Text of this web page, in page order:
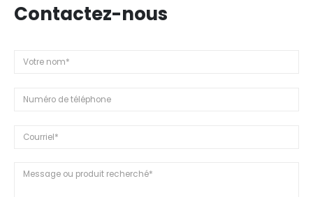
Contactez-nous